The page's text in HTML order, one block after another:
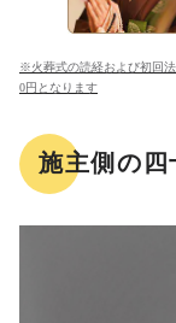
※火葬式の読経および初回
0円となります
施主側の四